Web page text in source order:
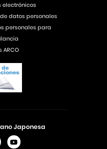
Japonesa
electrónicos
datos personales
personales para
ARCO